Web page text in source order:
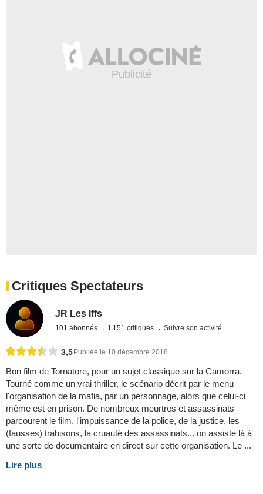
Critiques Spectateurs
JR Les Iffs
101 abonnés 1 151 critiques Suivre son activité
3,5 Publiée le 10 décembre 2018
Bon film de Tornatore, pour un sujet classique sur la Camorra.
Tourné comme un vrai thriller, le scénario décrit par le menu
l'organisation de la mafia, par un personnage, alors que celui-ci
même est en prison. De nombreux meurtres et assassinats
parcourent le film, l'impuissance de la police, de la justice, les
(fausses) trahisons, la cruauté des assassinats... on assiste là à
une sorte de documentaire en direct sur cette organisation. Le ...
Lire plus